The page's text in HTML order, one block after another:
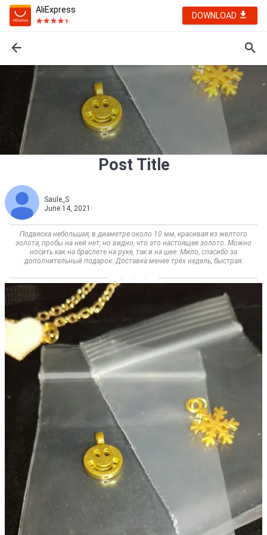
AliExpress
DOWNLOAD
Post Title
Saule_S
June 14, 2021
Подвеска небольшая, в диаметре около 10 мм, красивая из желтого
золота, пробы на ней нет, но видно, что это настоящее золото. Можно
носить как на браслете на руке, так и на шее. Мило, спасибо за
дополнительный подарок. Доставка менее трёх недель, быстрая.